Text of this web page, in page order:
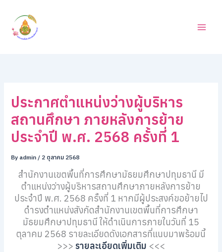
content
ประกาศตำแหน่งว่างผู้บริหาร
สถานศึกษา ภายหลังการย้าย
ประจำปี พ.ศ. 2568 ครั้งที่ 1
By admin / 2 ตุลาคม 2568
สำนักงานเขตพื้นที่การศึกษามัธยมศึกษาปทุมธานี มี
ตำแหน่งว่างผู้บริหารสถานศึกษาภายหลังการย้าย
ประจำปี พ.ศ. 2568 ครั้งที่ 1 หากมีผู้ประสงค์ขอย้ายไป
ดำรงตำแหน่งสังกัดสำนักงานเขตพื้นที่การศึกษา
มัธยมศึกษาปทุมธานี ให้ดำเนินการภายในวันที่ 15
ตุลาคม 2568 รายละเอียดดังเอกสารที่แนบมาพร้อมนี้
>>> รายละเอียดเพิ่มเติม <<<
ห
า